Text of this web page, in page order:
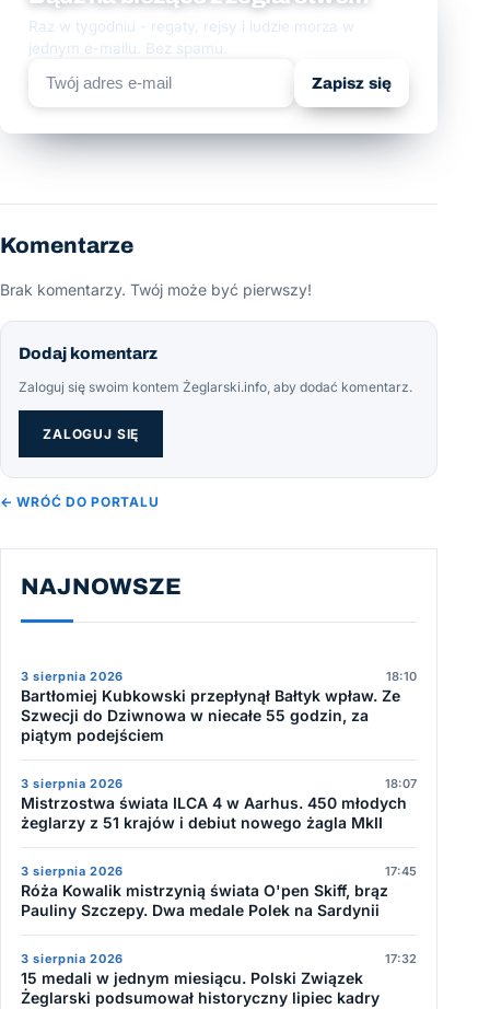
Raz w tygodniu - regaty, rejsy i ludzie morza w
jednym e-mailu. Bez spamu.
Zapisz się
Komentarze
Brak komentarzy. Twój może być pierwszy!
Dodaj komentarz
Zaloguj się swoim kontem Żeglarski.info, aby dodać komentarz.
ZALOGUJ SIĘ
← WRÓĆ DO PORTALU
NAJNOWSZE
3 sierpnia 2026 18:10
Bartłomiej Kubkowski przepłynął Bałtyk wpław. Ze
Szwecji do Dziwnowa w niecałe 55 godzin, za
piątym podejściem
3 sierpnia 2026 18:07
Mistrzostwa świata ILCA 4 w Aarhus. 450 młodych
żeglarzy z 51 krajów i debiut nowego żagla MkII
3 sierpnia 2026 17:45
Róża Kowalik mistrzynią świata O'pen Skiff, brąz
Pauliny Szczepy. Dwa medale Polek na Sardynii
3 sierpnia 2026 17:32
15 medali w jednym miesiącu. Polski Związek
Żeglarski podsumował historyczny lipiec kadry